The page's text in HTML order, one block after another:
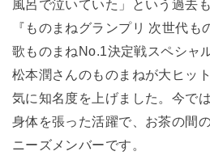
風呂で泣いていた」という過去
『ものまねグランプリ 次世代も
歌ものまねNo.1決定戦スペシャ
松本潤さんのものまねが大ヒッ
気に知名度を上げました。今で
身体を張った活躍で、お茶の間
ニーズメンバーです。